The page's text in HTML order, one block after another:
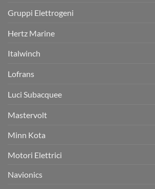
Gruppi Elettrogeni
Hertz Marine
Italwinch
Lofrans
Luci Subacquee
Mastervolt
Minn Kota
Motori Elettrici
Navionics